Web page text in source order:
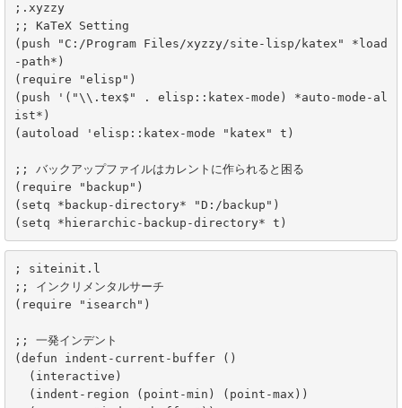
;.xyzzy
;; KaTeX Setting
(push "C:/Program Files/xyzzy/site-lisp/katex" *load
-path*)
(require "elisp")
(push '("\\.tex$" . elisp::katex-mode) *auto-mode-al
ist*)
(autoload 'elisp::katex-mode "katex" t)
;; バックアップファイルはカレントに作られると困る
(require "backup")
(setq *backup-directory* "D:/backup")
(setq *hierarchic-backup-directory* t)
; siteinit.l
;; インクリメンタルサーチ
(require "isearch")
;; 一発インデント
(defun indent-current-buffer ()